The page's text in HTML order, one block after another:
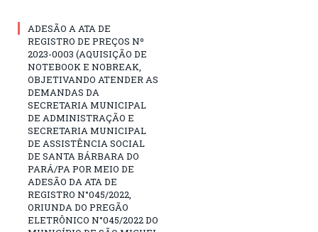
ADESÃO A ATA DE
REGISTRO DE PREÇOS Nº
2023-0003 (AQUISIÇÃO DE
NOTEBOOK E NOBREAK,
OBJETIVANDO ATENDER AS
DEMANDAS DA
SECRETARIA MUNICIPAL
DE ADMINISTRAÇÃO E
SECRETARIA MUNICIPAL
DE ASSISTÊNCIA SOCIAL
DE SANTA BÁRBARA DO
PARÁ/PA POR MEIO DE
ADESÃO DA ATA DE
REGISTRO N°045/2022,
ORIUNDA DO PREGÃO
ELETRÔNICO N°045/2022 DO